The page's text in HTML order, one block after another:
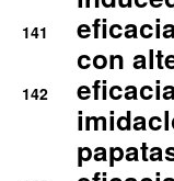
141
con
142